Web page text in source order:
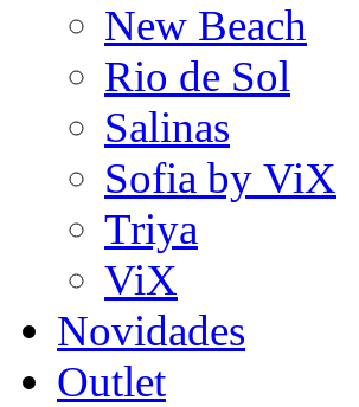
New Beach
Rio de Sol
Salinas
Sofia by ViX
Triya
ViX
Novidades
Outlet